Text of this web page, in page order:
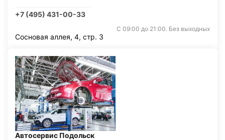
+7 (495) 431-00-33
С 09:00 до 21:00. Без выходных
Сосновая аллея, 4, стр. 3
Автосервис Подольск